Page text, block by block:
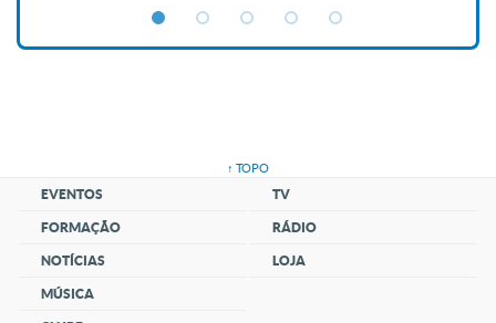
↑ TOPO
EVENTOS
FORMAÇÃO
NOTÍCIAS
MÚSICA
TV
RÁDIO
LOJA